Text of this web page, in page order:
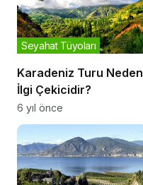
Karadeniz Turu Neden
İlgi Çekicidir?
Seyahat Tüyoları
6 yıl önce